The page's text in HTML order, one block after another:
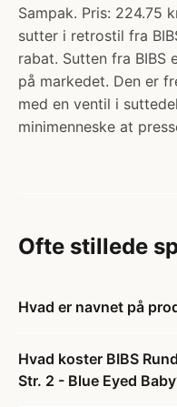
Sampak. Pris: 224.75
sutter i retrostil fra
rabat. Sutten fra BIBS
på markedet. Den er
med en ventil i
minimenneske at
Ofte stillede
Hvad er navnet på
Hvad koster BIBS
Str. 2 - Blue Eyed